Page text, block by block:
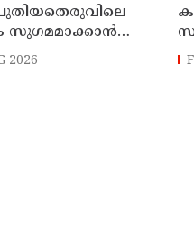
സുഗമമാക്കാന്‍
സ്വീകരിക്കും
2026